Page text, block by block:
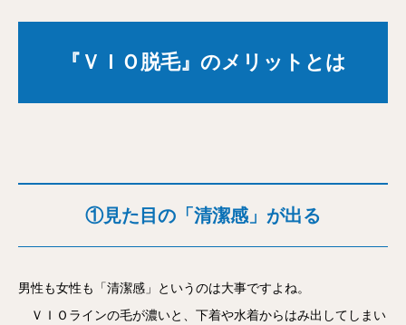
『ＶＩＯ脱毛』のメリットとは
①見た目の「清潔感」が出る
男性も女性も「清潔感」というのは大事ですよね。
ＶＩＯラインの毛が濃いと、下着や水着からはみ出してしまい